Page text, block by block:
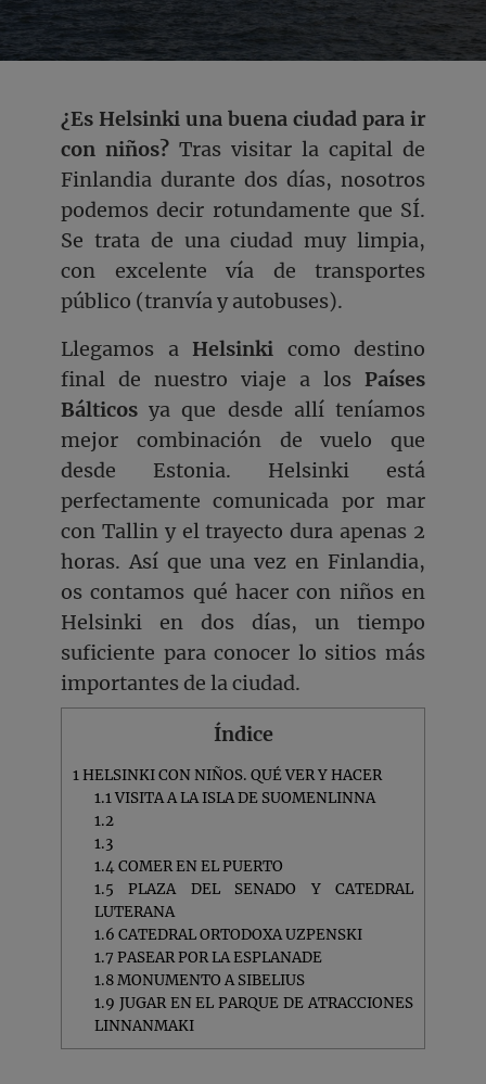
¿Es Helsinki una buena ciudad para ir
con niños? Tras visitar la capital de
Finlandia durante dos días, nosotros
podemos decir rotundamente que SÍ.
Se trata de una ciudad muy limpia,
con excelente vía de transportes
público (tranvía y autobuses).
Llegamos a Helsinki como destino
final de nuestro viaje a los Países
Bálticos ya que desde allí teníamos
mejor combinación de vuelo que
desde Estonia. Helsinki está
perfectamente comunicada por mar
con Tallin y el trayecto dura apenas 2
horas. Así que una vez en Finlandia,
os contamos qué hacer con niños en
Helsinki en dos días, un tiempo
suficiente para conocer lo sitios más
importantes de la ciudad.
Índice
1HELSINKI CON NIÑOS. QUÉ VER Y HACER
1.1VISITA A LA ISLA DE SUOMENLINNA
1.2
1.3
1.4COMER EN EL PUERTO
1.5 PLAZA DEL SENADO Y CATEDRAL
LUTERANA
1.6 CATEDRAL ORTODOXA UZPENSKI
1.7 PASEAR POR LA ESPLANADE
1.8MONUMENTO A SIBELIUS
1.9 JUGAR EN EL PARQUE DE ATRACCIONES
LINNANMAKI